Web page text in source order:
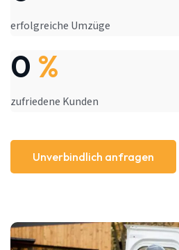
erfolgreiche Umzüge
0 %
zufriedene Kunden
Unverbindlich anfragen